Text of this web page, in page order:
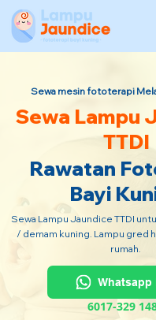
Sewa mesin fototerapi
Sewa Lampu
TTDI
Rawatan
Bayi
Sewa Lampu Jaundice TTDI
/ demam kuning. Lampu gred
rumah.
Whatsapp
6017-329